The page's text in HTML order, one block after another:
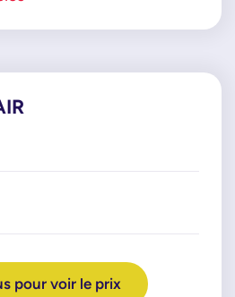
pour voir le prix